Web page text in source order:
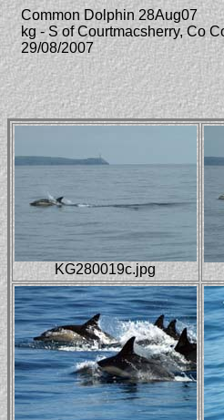
Common Dolphin 28Aug07
kg - S of Courtmacsherry, Co
29/08/2007
KG280019c.jpg